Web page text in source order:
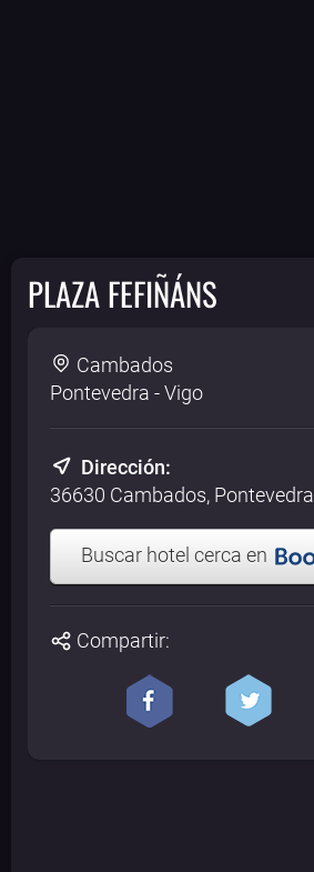
PLAZA FEFIÑÁNS
Cambados
Pontevedra - Vigo
Dirección:
36630 Cambados, Pontevedra
Buscar hotel cerca en
Compartir: